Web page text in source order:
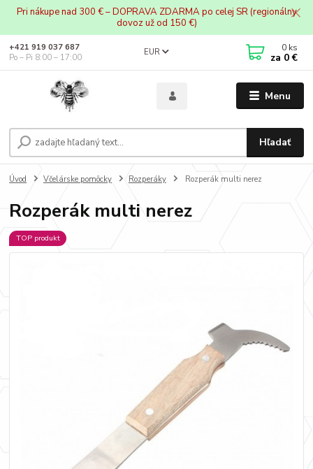
Pri nákupe nad 300 € – DOPRAVA ZDARMA po celej SR (regionálny
dovoz už od 150 €)
Menu
EUR
Hľadať
+421 919 037 687
Po – Pi 8:00 – 17:00
0 ks
za 0 €
Úvod Včelárske pomôcky Rozperáky Rozperák multi nerez
Rozperák multi nerez
TOP produkt